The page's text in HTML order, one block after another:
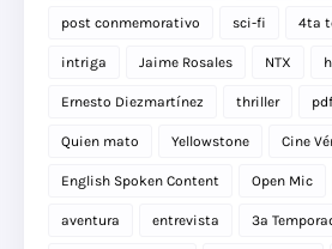
post conmemorativo sci-fi 4ta
intriga Jaime Rosales NTX
Ernesto Diezmartínez thriller pdf
Quien mato Yellowstone Cine
English Spoken Content Open Mic
aventura entrevista 3a